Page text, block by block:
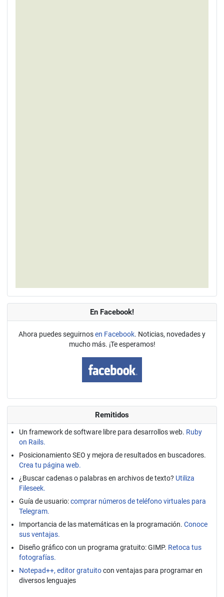
En Facebook!
Ahora puedes seguirnosen Facebook. Noticias, novedades y
mucho más. ¡Te esperamos!
Remitidos
Un framework de software libre para desarrollos web. Ruby
on Rails.
Posicionamiento SEO y mejora de resultados en buscadores.
Crea tu página web.
¿Buscar cadenas o palabras en archivos de texto? Utiliza
Fileseek.
Guía de usuario:comprar números de teléfono virtuales para
Telegram.
Importancia de las matemáticas en la programación. Conoce
sus ventajas.
Diseño gráfico con un programa gratuito: GIMP. Retoca tus
fotografías.
Notepad++, editor gratuitocon ventajas para programar en
diversos lenguajes